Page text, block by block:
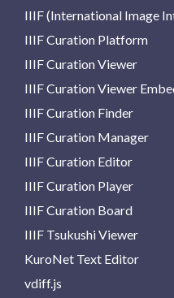
IIIF (International Image
IIIF Curation Platform
IIIF Curation Viewer
IIIF Curation Viewer
IIIF Curation Finder
IIIF Curation Manager
IIIF Curation Editor
IIIF Curation Player
IIIF Curation Board
IIIF Tsukushi Viewer
KuroNet Text Editor
vdiff.js